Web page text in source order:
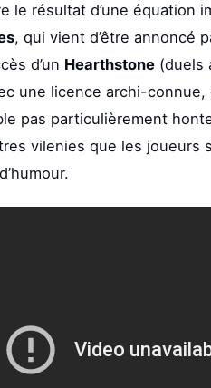
le résultat d’une équation
, qui vient d’être annoncé
d’un Hearthstone(duels
une licence archi-connue,
pas particulièrement
vilenies que les joueurs